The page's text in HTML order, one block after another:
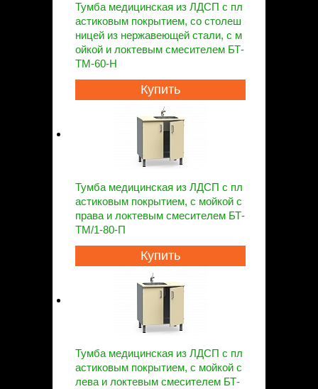
Тумба медицинская из ЛДСП с пл
астиковым покрытием, со столеш
ницей из нержавеющей стали, с м
ойкой и локтевым смесителем БТ-
ТМ-60-Н
Купить
Тумба медицинская из ЛДСП с пл
астиковым покрытием, с мойкой с
права и локтевым смесителем БТ-
ТМ/1-80-П
Купить
Тумба медицинская из ЛДСП с пл
астиковым покрытием, с мойкой с
лева и локтевым смесителем БТ-